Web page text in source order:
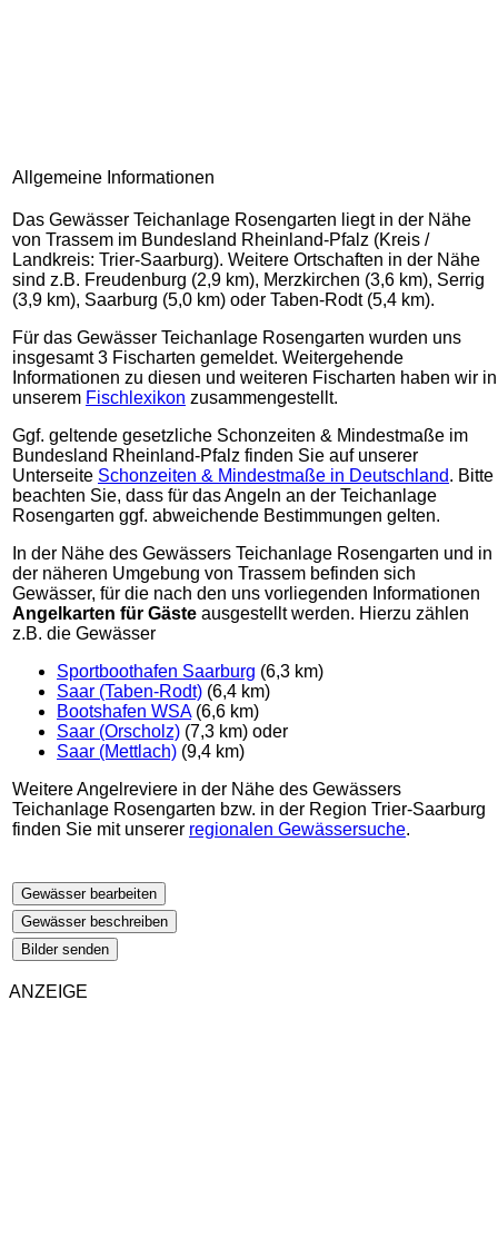
Allgemeine Informationen
Das Gewässer Teichanlage Rosengarten liegt in der Nähe
von Trassem im Bundesland Rheinland-Pfalz (Kreis /
Landkreis: Trier-Saarburg). Weitere Ortschaften in der Nähe
sind z.B. Freudenburg (2,9 km), Merzkirchen (3,6 km), Serrig
(3,9 km), Saarburg (5,0 km) oder Taben-Rodt (5,4 km).
Für das Gewässer Teichanlage Rosengarten wurden uns
insgesamt 3 Fischarten gemeldet. Weitergehende
Informationen zu diesen und weiteren Fischarten haben wir in
unserem Fischlexikon zusammengestellt.
Ggf. geltende gesetzliche Schonzeiten & Mindestmaße im
Bundesland Rheinland-Pfalz finden Sie auf unserer
Unterseite Schonzeiten & Mindestmaße in Deutschland. Bitte
beachten Sie, dass für das Angeln an der Teichanlage
Rosengarten ggf. abweichende Bestimmungen gelten.
In der Nähe des Gewässers Teichanlage Rosengarten und in
der näheren Umgebung von Trassem befinden sich
Gewässer, für die nach den uns vorliegenden Informationen
Angelkarten für Gäste ausgestellt werden. Hierzu zählen
z.B. die Gewässer
Sportboothafen Saarburg (6,3 km)
Saar (Taben-Rodt) (6,4 km)
Bootshafen WSA(6,6 km)
Saar (Orscholz) (7,3 km) oder
Saar (Mettlach) (9,4 km)
Weitere Angelreviere in der Nähe des Gewässers
Teichanlage Rosengarten bzw. in der Region Trier-Saarburg
finden Sie mit unserer regionalen Gewässersuche.
Gewässer bearbeiten
Gewässer beschreiben
Bilder senden
ANZEIGE